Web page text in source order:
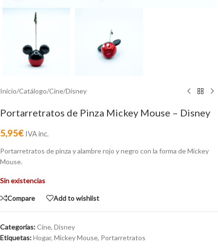
Inicio/Catálogo/Cine/Disney
Portarretratos de Pinza Mickey Mouse – Disney
5,95€ IVA inc.
Portarretratos de pinza y alambre rojo y negro con la forma de Mickey
Mouse.
Sin existencias
Compare Add to wishlist
Categorías:Cine, Disney
Etiquetas:Hogar, Mickey Mouse, Portarretratos